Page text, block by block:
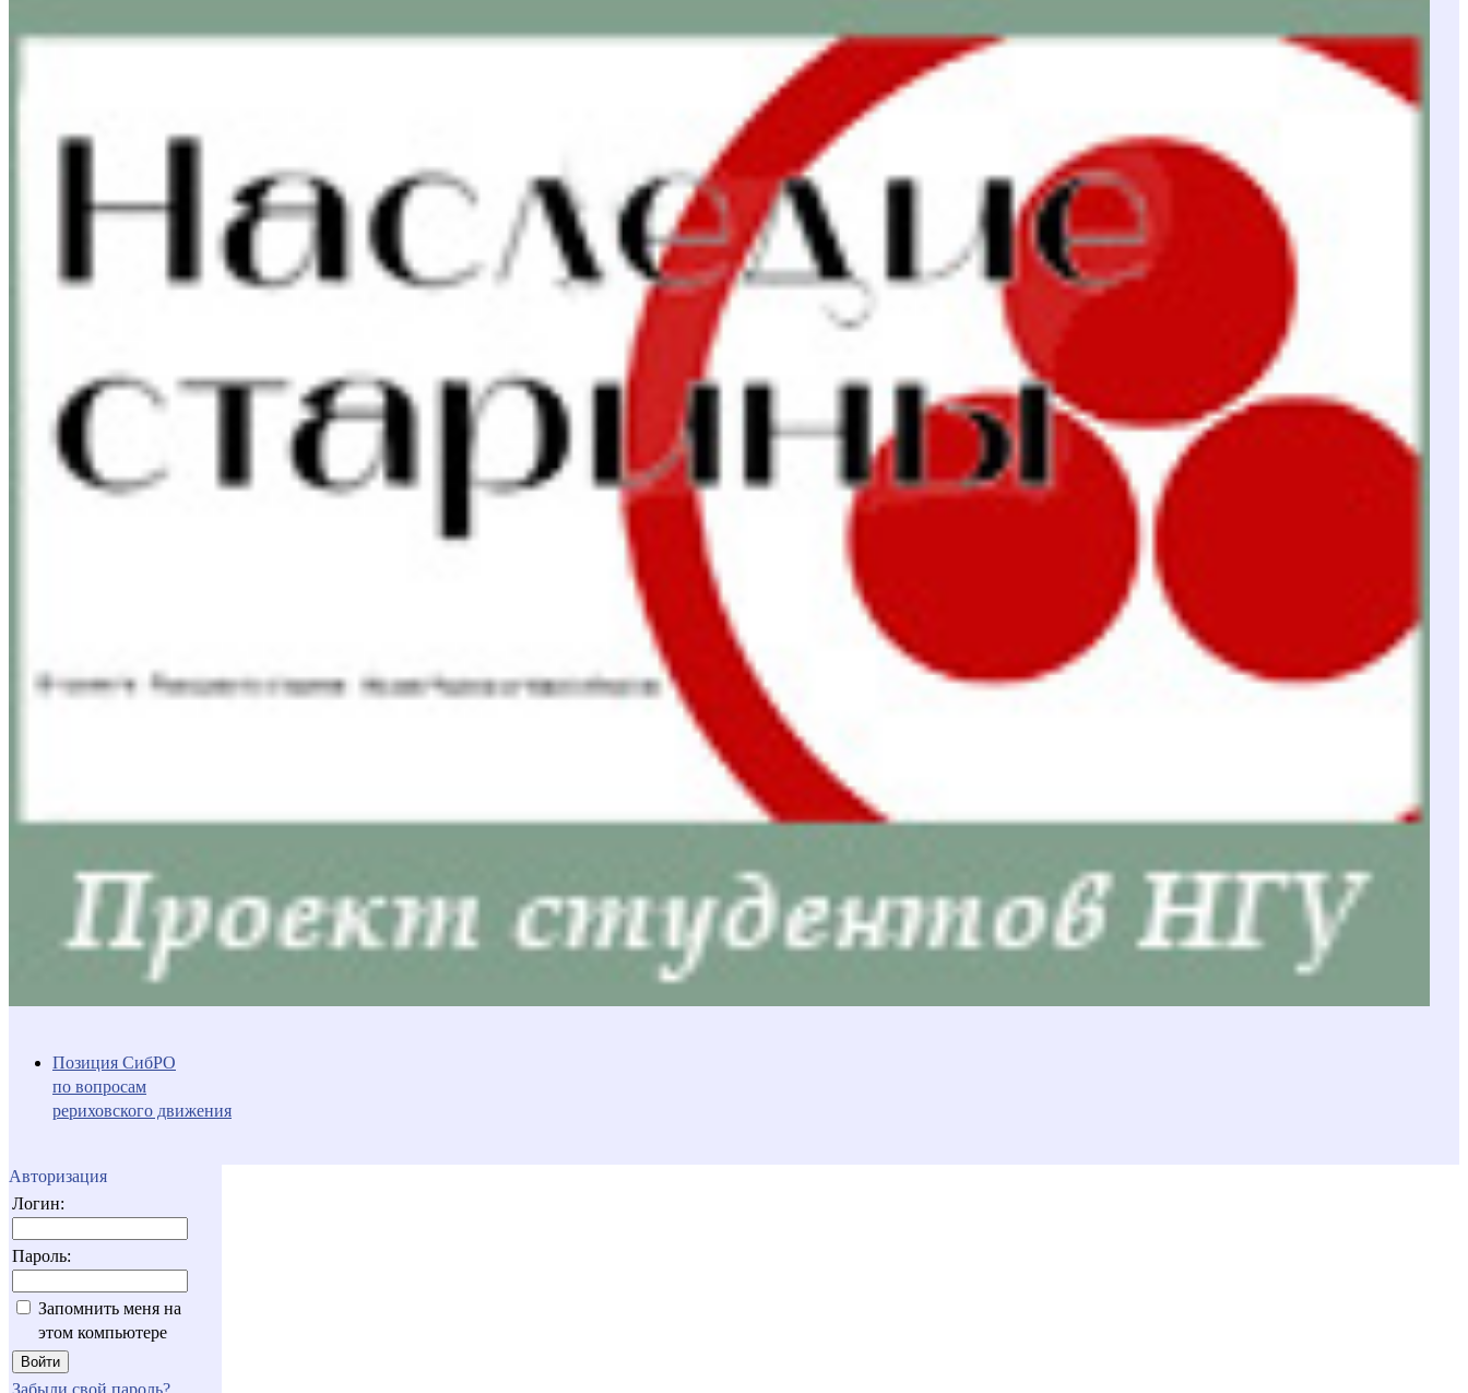
Позиция СибРО
по вопросам
рериховского движения
Авторизация
Логин:
Пароль:
Запомнить меня на
этом компьютере
Забыли свой пароль?